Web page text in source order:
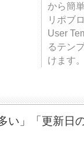
から簡
リポブ
User
るテン
けます
い」「更新日